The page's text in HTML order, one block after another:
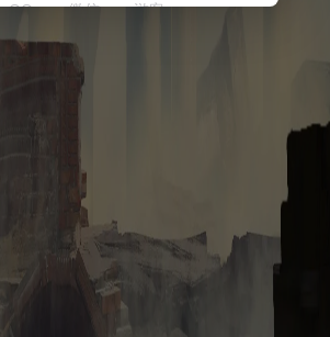
QQ 微信 游客